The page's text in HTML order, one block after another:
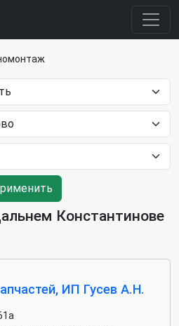
Константинове
ИП Гусев А.Н.